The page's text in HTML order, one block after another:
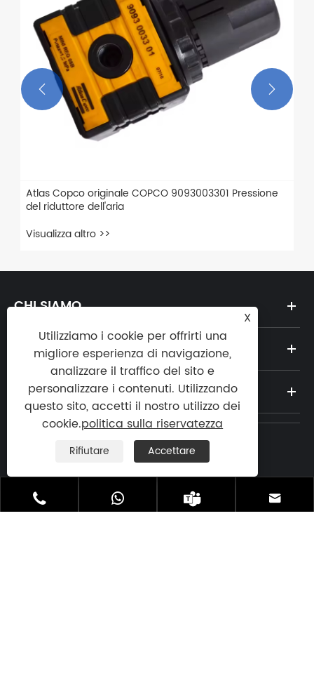
Atlas Copco originale COPCO 9093003301 Pressione
del riduttore dell'aria
Visualizza altro >>
 
CHI SIAMO
PRODOTTI
NOTIZIA
+86-13923773106

   
X
Utilizziamo i cookie per offrirti una
migliore esperienza di navigazione,
analizzare il traffico del sito e
personalizzare i contenuti. Utilizzando
questo sito, accetti il ​​nostro utilizzo dei
cookie.politica sulla riservatezza
Rifiutare Accettare